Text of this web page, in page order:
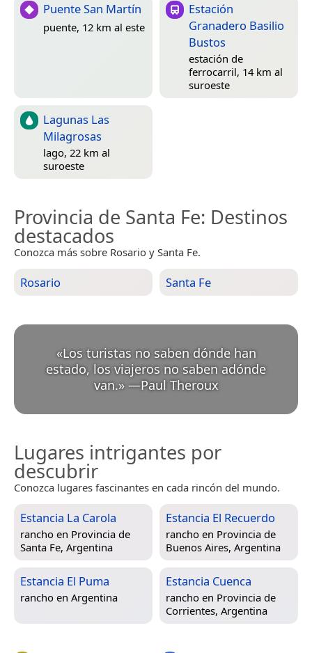
Puente San Martín
puente, 12 km al este
Estación
Granadero Basilio
Bustos
estación de
ferrocarril, 14 km al
suroeste
Lagunas Las
Milagrosas
lago, 22 km al
suroeste
Provincia de Santa Fe: Destinos
destacados
Conozca más sobre Rosario y Santa Fe.
Rosario Santa Fe
«Los turistas no saben dónde han
estado, los viajeros no saben adónde
van.» —Paul Theroux
Lugares intrigantes por
descubrir
Conozca lugares fascinantes en cada rincón del mundo.
Estancia La Carola
rancho en Provincia de
Santa Fe, Argentina
Estancia El Recuerdo
rancho en Provincia de
Buenos Aires, Argentina
Estancia El Puma
rancho en Argentina
Estancia Cuenca
rancho en Provincia de
Corrientes, Argentina